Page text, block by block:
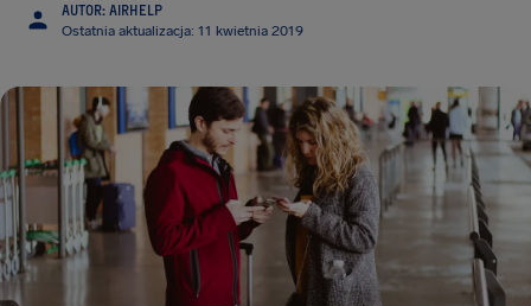
AUTOR: AIRHELP
Ostatnia aktualizacja: 11 kwietnia 2019